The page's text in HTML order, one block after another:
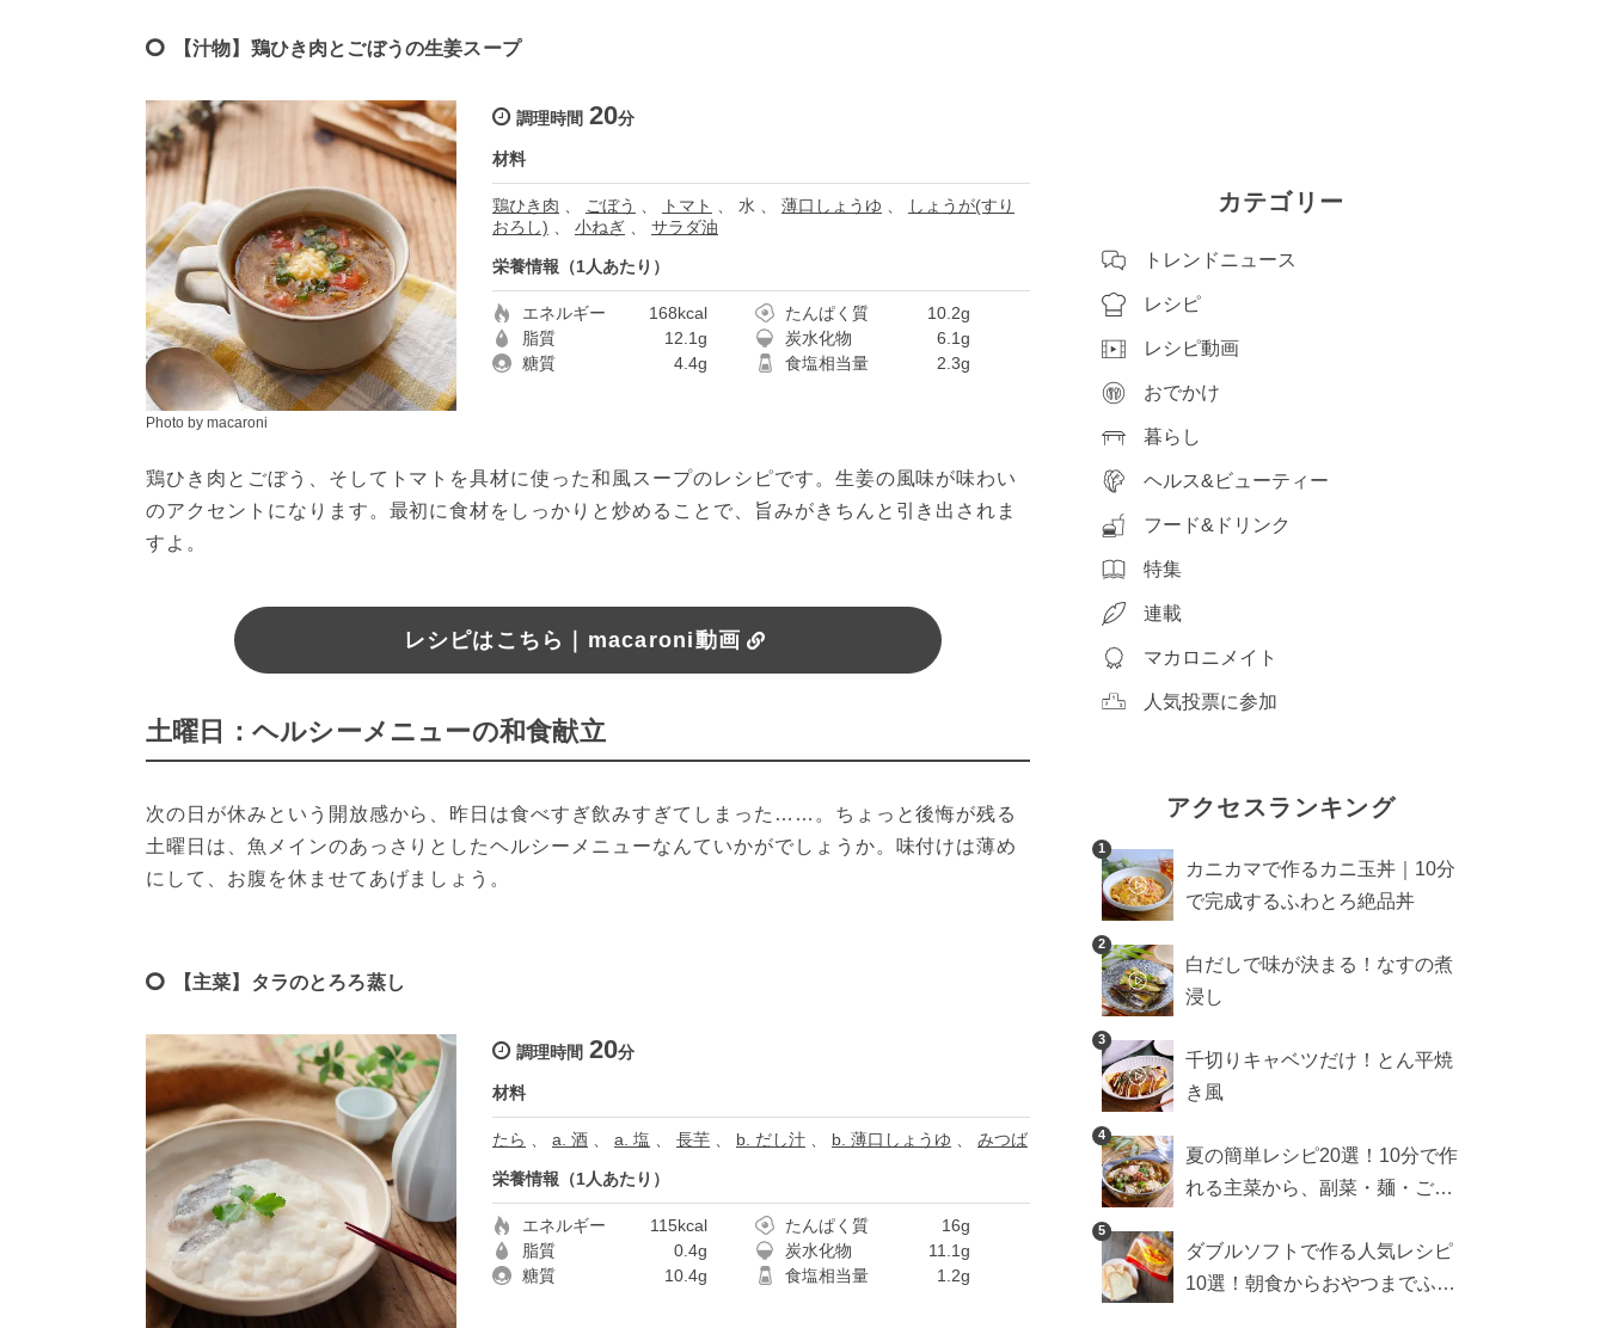
【汁物】鶏ひき肉とごぼうの生姜スープ
Photo by macaroni
調理時間 20分
材料
鶏ひき肉 ごぼう トマト 水 薄口しょうゆ
しょうが(すり
おろし)
小ねぎ サラダ油
栄養情報（1人あたり）
エネルギー 168kcal たんぱく質
10.2g
脂質
12.1g 炭水化物
6.1g
糖質
4.4g 食塩相当量 2.3g
鶏ひき肉とごぼう、そしてトマトを具材に使った和風スープのレシピです。生姜の風味が味わい
のアクセントになります。最初に食材をしっかりと炒めることで、旨みがきちんと引き出されま
すよ。
レシピはこちら｜macaroni動画
土曜日：ヘルシーメニューの和食献立
次の日が休みという開放感から、昨日は食べすぎ飲みすぎてしまった……。ちょっと後悔が残る
土曜日は、魚メインのあっさりとしたヘルシーメニューなんていかがでしょうか。味付けは薄め
にして、お腹を休ませてあげましょう。
【主菜】タラのとろろ蒸し
調理時間 20分
材料
たら a. 酒 a. 塩 長芋 b. だし汁 b. 薄口しょうゆ みつば
栄養情報（1人あたり）
エネルギー 115kcal たんぱく質
16g
脂質
0.4g 炭水化物
11.1g
糖質
10.4g 食塩相当量 1.2g
カテゴリー
トレンドニュース
レシピ
レシピ動画
おでかけ
暮らし
ヘルス&ビューティー
フード&ドリンク
特集
連載
マカロニメイト
人気投票に参加
アクセスランキング
1
カニカマで作るカニ玉丼｜10分
で完成するふわとろ絶品丼
2
白だしで味が決まる！なすの煮
浸し
3
千切りキャベツだけ！とん平焼
き風
4
夏の簡単レシピ20選！10分で作
れる主菜から、副菜・麺・ごは
5
ダブルソフトで作る人気レシピ
10選！朝食からおやつまでふん